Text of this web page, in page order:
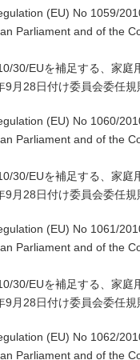
(EU) No 1059/
Parliament and of the
30/EUを補足する、家庭
9月28日付け委員会委任
(EU) No 1060/
Parliament and of the
30/EUを補足する、家庭
9月28日付け委員会委任
(EU) No 1061/
Parliament and of the
30/EUを補足する、家庭
9月28日付け委員会委任
(EU) No 1062/
Parliament and of the